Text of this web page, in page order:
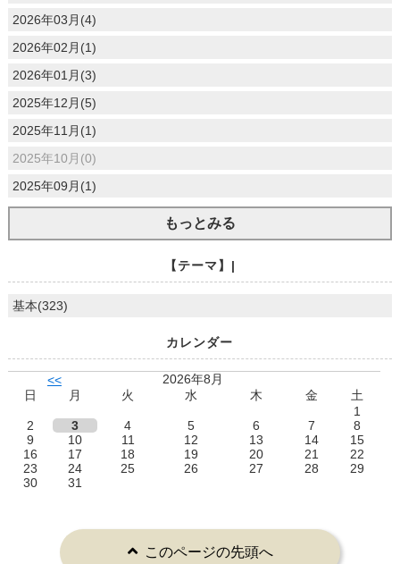
2026年03月(4)
2026年02月(1)
2026年01月(3)
2025年12月(5)
2025年11月(1)
2025年10月(0)
2025年09月(1)
もっとみる
【テーマ】|
基本(323)
カレンダー
<<
2026年8月
日
月 火 水 木 金
土
1
2
3 4 5 6 7
8
9
10 11 12 13 14
15
16
17 18 19 20 21
22
23
24 25 26 27 28
29
30
31
このページの先頭へ